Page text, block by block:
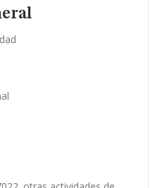
complementaria.